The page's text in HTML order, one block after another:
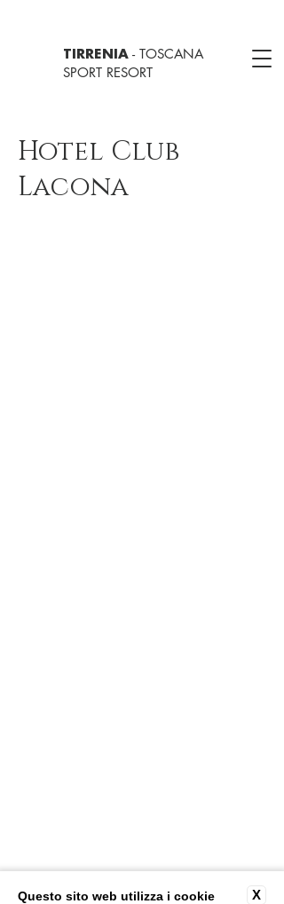
TIRRENIA - TOSCANA
SPORT RESORT
Hotel Club
Lacona
X
Questo sito web utilizza i cookie